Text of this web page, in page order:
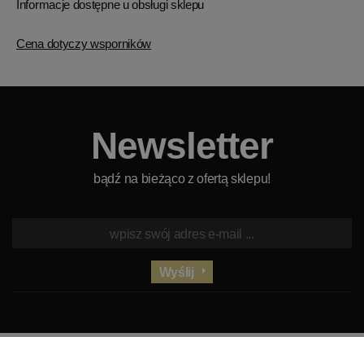
Informacje dostępne u obsługi sklepu
Cena dotyczy wsporników
Newsletter
bądź na bieżąco z ofertą sklepu!
Wyślij